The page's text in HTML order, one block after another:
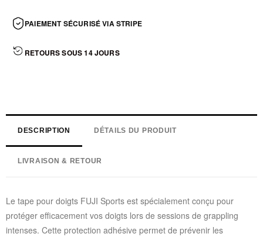
PAIEMENT SÉCURISÉ VIA STRIPE
RETOURS SOUS 14 JOURS
DESCRIPTION DÉTAILS DU PRODUIT
LIVRAISON & RETOUR
Le tape pour doigts FUJI Sports est spécialement conçu pour
protéger efficacement vos doigts lors de sessions de grappling
intenses. Cette protection adhésive permet de prévenir les